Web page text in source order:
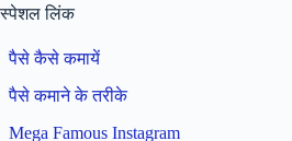
स्पेशल लिंक
पैसे कैसे कमायें
पैसे कमाने के तरीके
Mega Famous Instagram